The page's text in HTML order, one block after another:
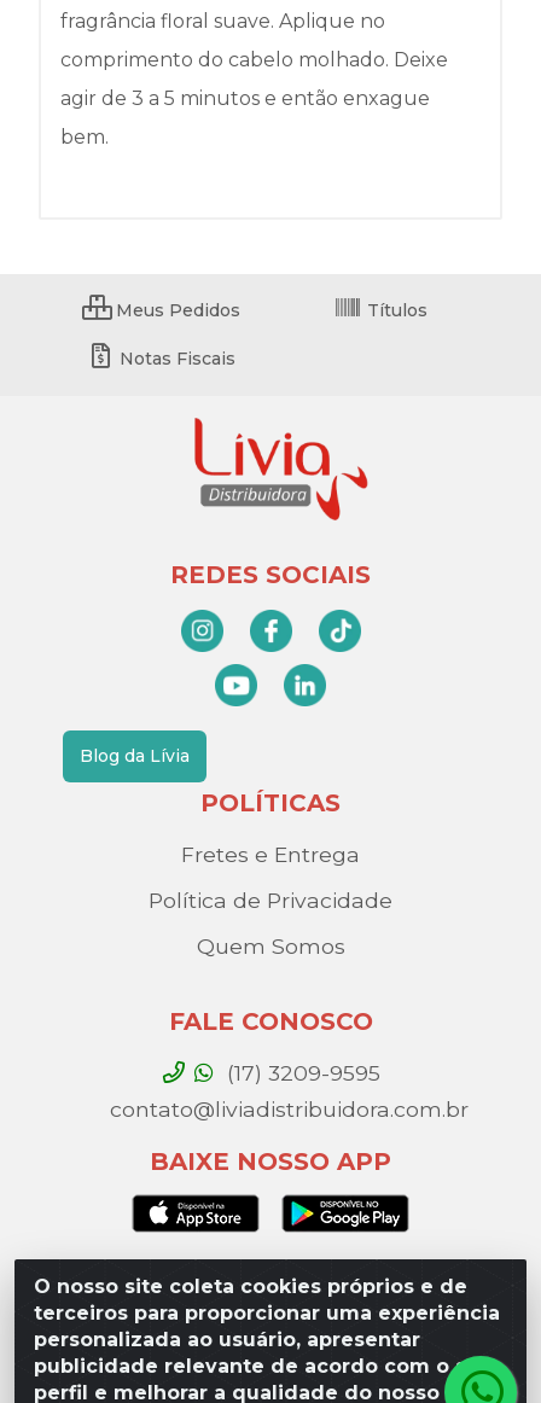
fragrância floral suave. Aplique no
comprimento do cabelo molhado. Deixe
agir de 3 a 5 minutos e então enxague
bem.
O nosso site coleta cookies próprios e de
terceiros para proporcionar uma experiência
personalizada ao usuário, apresentar
publicidade relevante de acordo com o seu
perfil e melhorar a qualidade do nosso site.
Meus Pedidos Títulos
Notas Fiscais
REDES SOCIAIS
Blog da Lívia
POLÍTICAS
Fretes e Entrega
Política de Privacidade
Quem Somos
FALE CONOSCO
(17) 3209-9595
contato@liviadistribuidora.com.br
BAIXE NOSSO APP
Lívia Distribuidora - Av. Percy Gandini, 329 – Vila
Toninho, São José do Rio Preto / SP - CEP 15077-
000 - CNPJ 49.975.923/0003-10